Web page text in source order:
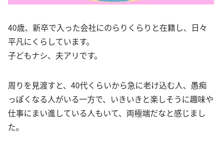
40歳、新卒で入った会社にのらりくらりと在籍し、日々
平凡にくらしています。
子どもナシ、夫アリです。
周りを見渡すと、40代くらいから急に老け込む人、愚痴
っぽくなる人がいる一方で、いきいきと楽しそうに趣味や
仕事にまい進している人もいて、両極端だなと感じまし
た。